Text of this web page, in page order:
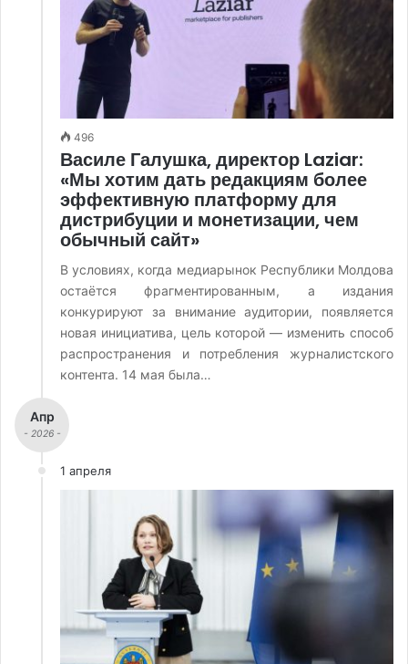
496
Василе Галушка, директор Laziar:
«Мы хотим дать редакциям более
эффективную платформу для
дистрибуции и монетизации, чем
обычный сайт»
В условиях, когда медиарынок Республики Молдова
остаётся фрагментированным, а издания
конкурируют за внимание аудитории, появляется
новая инициатива, цель которой — изменить способ
распространения и потребления журналистского
контента. 14 мая была…
Апр
- 2026 -
1 апреля